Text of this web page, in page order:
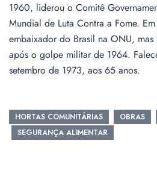
1960, liderou o Comitê
Mundial de Luta Contra a Fome.
embaixador do Brasil na ONU,
após o golpe militar de 1964.
setembro de 1973, aos 65 anos.
HORTAS COMUNITÁRIAS OBRAS
SEGURANÇA ALIMENTAR